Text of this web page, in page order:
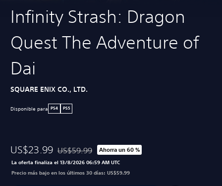
Infinity Strash: Dragon
Quest The Adventure of
Dai
SQUARE ENIX CO., LTD.
Disponible para PS4 PS5
US$23.99 Rebajado del precio original de US$59.99
US$59.99 Ahorra un 60 %
La oferta finaliza el 13/8/2026 06:59 AM UTC
Precio más bajo en los últimos 30 días: US$59.99